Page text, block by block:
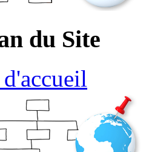
du Site
d'accueil